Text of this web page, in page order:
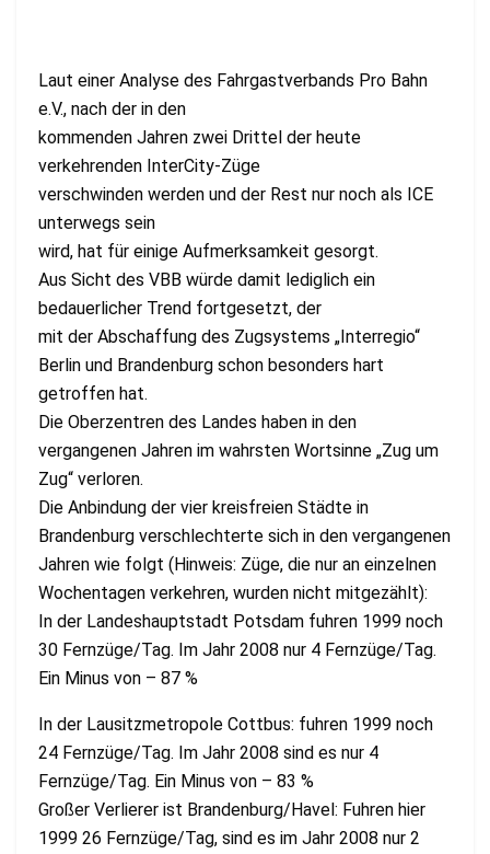
Laut einer Analyse des Fahrgastverbands Pro Bahn
e.V., nach der in den
kommenden Jahren zwei Drittel der heute
verkehrenden InterCity-Züge
verschwinden werden und der Rest nur noch als ICE
unterwegs sein
wird, hat für einige Aufmerksamkeit gesorgt.
Aus Sicht des VBB würde damit lediglich ein
bedauerlicher Trend fortgesetzt, der
mit der Abschaffung des Zugsystems „Interregio“
Berlin und Brandenburg schon besonders hart
getroffen hat.
Die Oberzentren des Landes haben in den
vergangenen Jahren im wahrsten Wortsinne „Zug um
Zug“ verloren.
Die Anbindung der vier kreisfreien Städte in
Brandenburg verschlechterte sich in den vergangenen
Jahren wie folgt (Hinweis: Züge, die nur an einzelnen
Wochentagen verkehren, wurden nicht mitgezählt):
In der Landeshauptstadt Potsdam fuhren 1999 noch
30 Fernzüge/Tag. Im Jahr 2008 nur 4 Fernzüge/Tag.
Ein Minus von – 87 %
In der Lausitzmetropole Cottbus: fuhren 1999 noch
24 Fernzüge/Tag. Im Jahr 2008 sind es nur 4
Fernzüge/Tag. Ein Minus von – 83 %
Großer Verlierer ist Brandenburg/Havel: Fuhren hier
1999 26 Fernzüge/Tag, sind es im Jahr 2008 nur 2